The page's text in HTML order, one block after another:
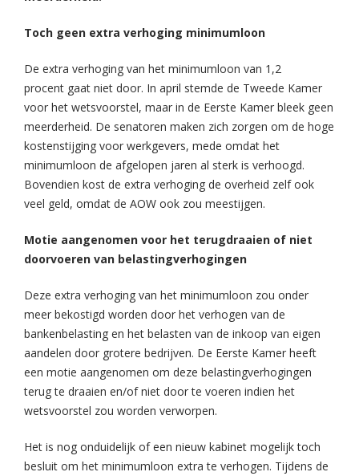
Toch geen extra verhoging minimumloon
De extra verhoging van het minimumloon van 1,2
procent gaat niet door. In april stemde de Tweede Kamer
voor het wetsvoorstel, maar in de Eerste Kamer bleek geen
meerderheid. De senatoren maken zich zorgen om de hoge
kostenstijging voor werkgevers, mede omdat het
minimumloon de afgelopen jaren al sterk is verhoogd.
Bovendien kost de extra verhoging de overheid zelf ook
veel geld, omdat de AOW ook zou meestijgen.
Motie aangenomen voor het terugdraaien of niet
doorvoeren van belastingverhogingen
Deze extra verhoging van het minimumloon zou onder
meer bekostigd worden door het verhogen van de
bankenbelasting en het belasten van de inkoop van eigen
aandelen door grotere bedrijven. De Eerste Kamer heeft
een motie aangenomen om deze belastingverhogingen
terug te draaien en/of niet door te voeren indien het
wetsvoorstel zou worden verworpen.
Het is nog onduidelijk of een nieuw kabinet mogelijk toch
besluit om het minimumloon extra te verhogen. Tijdens de